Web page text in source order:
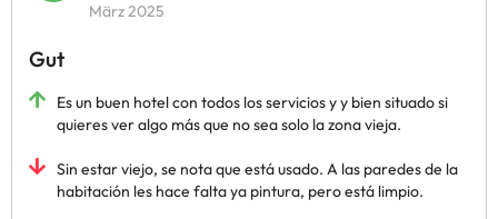
März 2025
Gut
Es un buen hotel con todos los servicios y y bien situado si
quieres ver algo más que no sea solo la zona vieja.
Sin estar viejo, se nota que está usado. A las paredes de la
habitación les hace falta ya pintura, pero está limpio.